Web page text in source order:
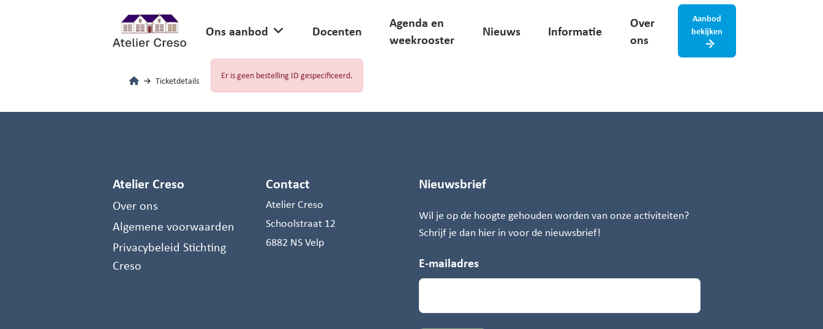
Ons aanbod Docenten
Agenda en
weekrooster
Nieuws Informatie
Over
ons
Aanbod
bekijken
Ticketdetails Er is geen bestelling ID gespecificeerd.
Atelier Creso
Over ons
Algemene voorwaarden
Privacybeleid Stichting
Creso
Contact
Atelier Creso
Schoolstraat 12
6882 NS Velp
Nieuwsbrief
Wil je op de hoogte gehouden worden van onze activiteiten?
Schrijf je dan hier in voor de nieuwsbrief!
E-mailadres